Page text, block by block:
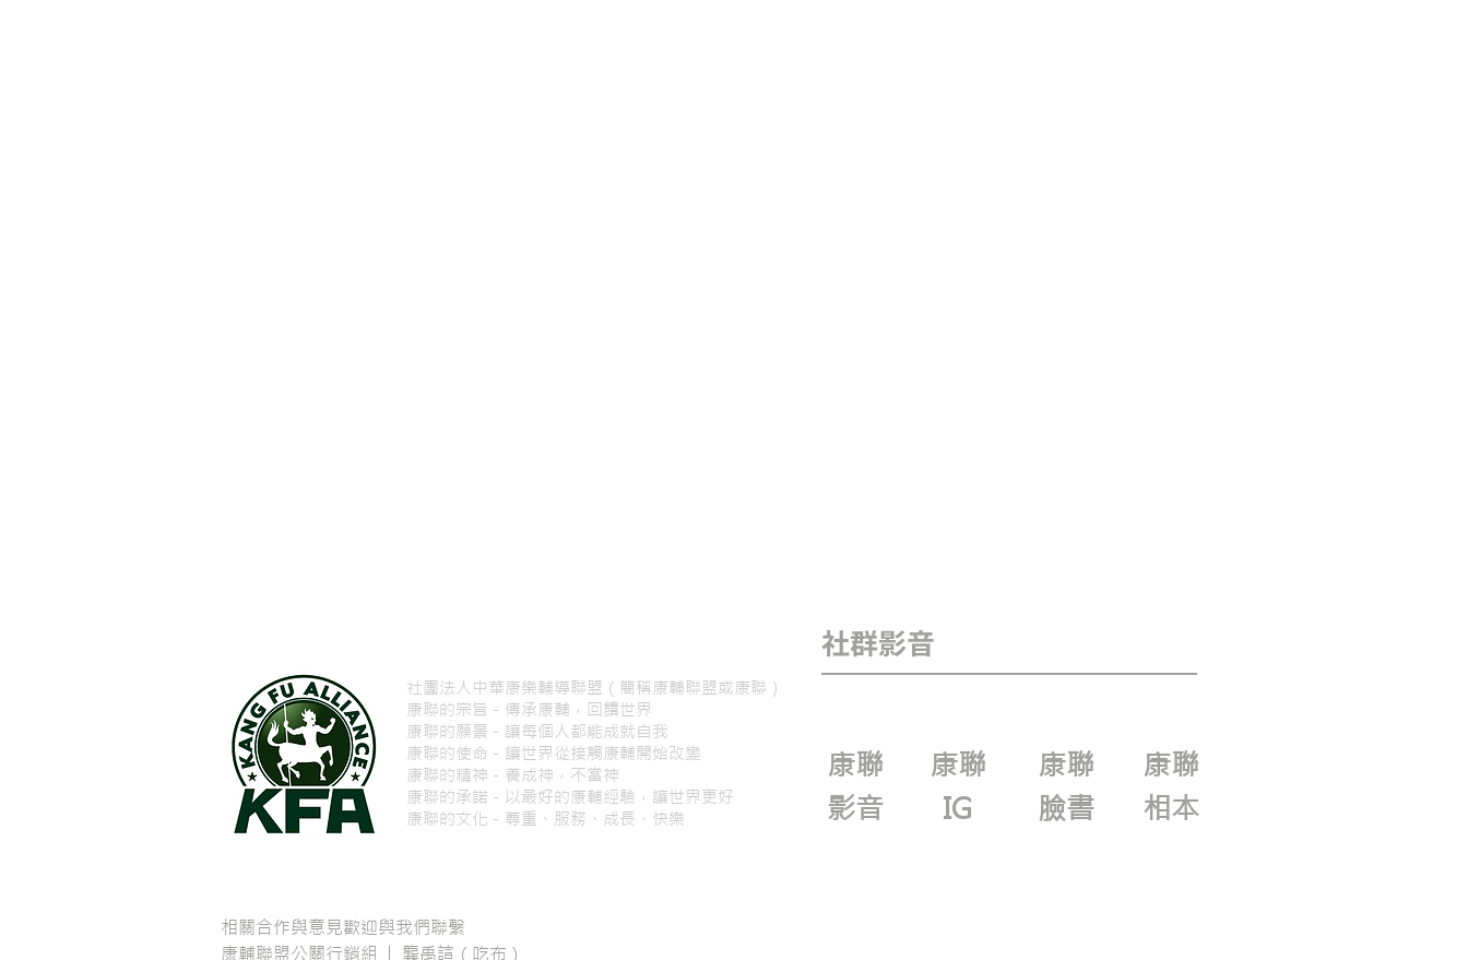
社群影音
社團法人中華康樂輔導聯盟（簡稱康輔聯盟或康聯）
康聯的宗旨－傳承康輔，回饋世界
康聯的願景－讓每個人都能成就自我
康聯的使命－讓世界從接觸康輔開始改變
康聯的精神－養成神，不當神
康聯的承諾－以最好的康輔經驗，讓世界更好
康聯的文化－尊重、服務、成長、快樂
康聯
​影音
康聯
IG
康聯
臉書
康聯
相本
相關合作與意見歡迎與我們聯繫
康輔聯盟公關行銷組 | 龔禹諠（吃布）